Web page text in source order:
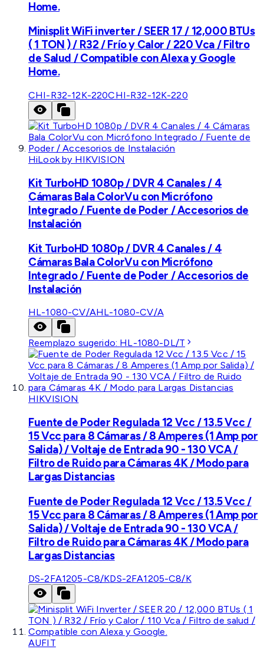
Home.
Minisplit WiFi inverter / SEER 17 / 12,000 BTUs
( 1 TON ) / R32 / Frío y Calor / 220 Vca / Filtro
de Salud / Compatible con Alexa y Google
Home.
CHI-R32-12K-220CHI-R32-12K-220
HiLook by HIKVISION
Kit TurboHD 1080p / DVR 4 Canales / 4
Cámaras Bala ColorVu con Micrófono
Integrado / Fuente de Poder / Accesorios de
Instalación
Kit TurboHD 1080p / DVR 4 Canales / 4
Cámaras Bala ColorVu con Micrófono
Integrado / Fuente de Poder / Accesorios de
Instalación
HL-1080-CV/AHL-1080-CV/A
Reemplazo sugerido: HL-1080-DL/T
HIKVISION
Fuente de Poder Regulada 12 Vcc / 13.5 Vcc /
15 Vcc para 8 Cámaras / 8 Amperes (1 Amp por
Salida) / Voltaje de Entrada 90 - 130 VCA /
Filtro de Ruido para Cámaras 4K / Modo para
Largas Distancias
Fuente de Poder Regulada 12 Vcc / 13.5 Vcc /
15 Vcc para 8 Cámaras / 8 Amperes (1 Amp por
Salida) / Voltaje de Entrada 90 - 130 VCA /
Filtro de Ruido para Cámaras 4K / Modo para
Largas Distancias
DS-2FA1205-C8/KDS-2FA1205-C8/K
AUFIT